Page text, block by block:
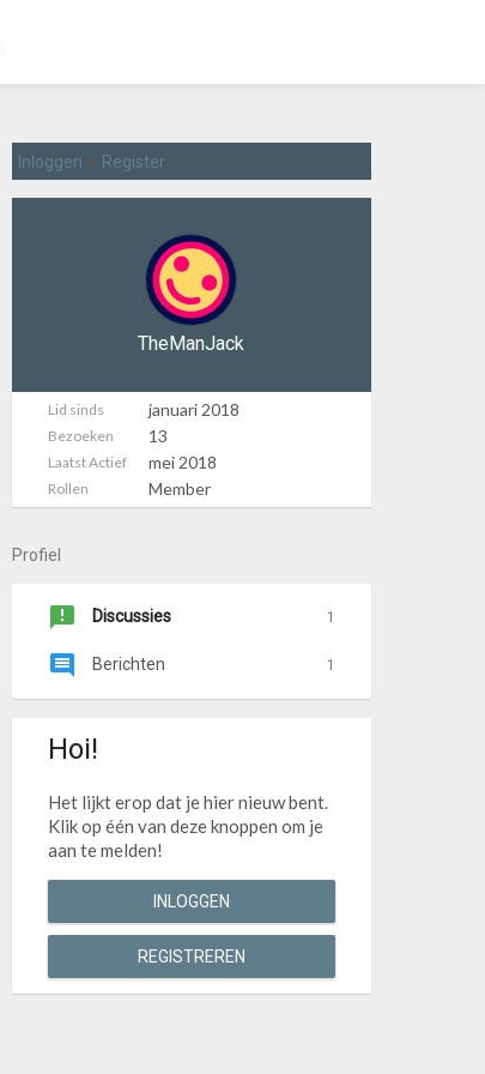
Inloggen Register
TheManJack
Lid sinds januari 2018
Bezoeken 13
Laatst Actief mei 2018
Rollen Member
Profiel
Discussies 1
Berichten 1
Hoi!
Het lijkt erop dat je hier nieuw bent.
Klik op één van deze knoppen om je
aan te melden!
INLOGGEN
REGISTREREN